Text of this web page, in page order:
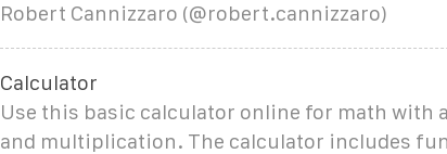
Robert Cannizzaro (@robert.cannizzaro)
Calculator
Use this basic calculator online for math
and multiplication. The calculator includes